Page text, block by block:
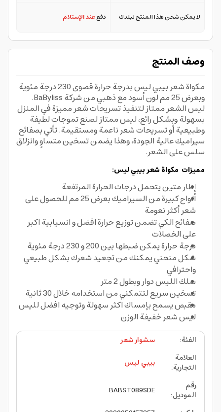
لا يمكن شحن هذا المنتج لبلدك دفععند الإستلام
وصف المنتج
مكواة شعر بيبي ليس بدرجة حرارة قصوى 230 درجة مئوية
وبعرض 25 مم لون أسود مع ذهبي من شركة BaByliss.
ليس الشعر ممتاز لتنفيذ تسريحات شعر مميزة في المنزل
بسهولة وبشكل رائع، ليس ممتاز لصنع تموجات لطيفة
وطبيعية أو تسريحات شعر ناعمة ومستقيمة. تأتي بصفائح
سيراميك عالية الجودة، وهذا يضمن تسخين متساوٍ وانزلاق
سلس على الشعر.
مميزات مكواة شعر بيبي ليس:
إطار متين يتحمل درجات الحرارة المرتفعة
ألواح كبيرة من السيراميك بعرض 25 مم للحصول على
شعر أكثر نعومة
صفائح الكي تضمن توزيع حرارة افضل و انسيابية اكبر
على الخصلات
درجة حرارة يمكن ضبطها بين 200 و 230 درجة مئوية
شكل منحني يمكنك من تجعيد شعرك بشكل طبيعي
واحترافي
سلك الليس دوار وبطول 2 متر
تسخين سريع لتتمكني من استخدامه خلال 30 ثانية
مقبص يسمح بإمساك اكثر سهولة وتوجيه افضل لليس
ليس شعر خفيفة الوزن
الفئة:
سشوار شعر
العلامة
التجارية:
بيبي ليس
رقم
الموديل:
BABST089SDE